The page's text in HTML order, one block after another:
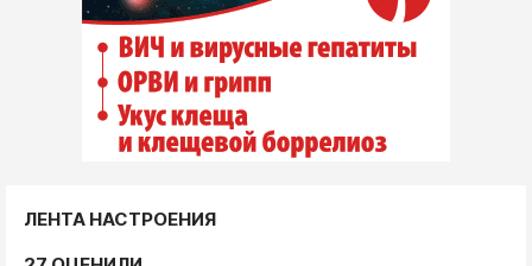
ЛЕНТА НАСТРОЕНИЯ